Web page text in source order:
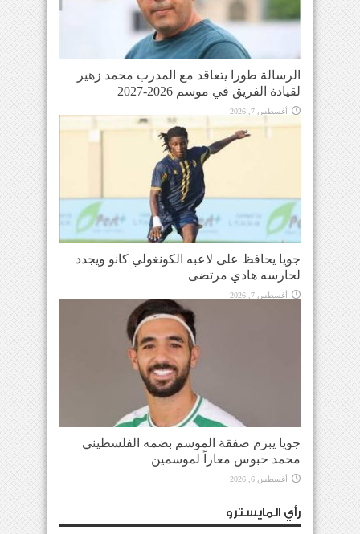
الرسالة طورا يتعاقد مع المدرب محمد زهير
لقيادة الفريق في موسم 2026-2027
أغسطس 7, 2026
جويا يحافظ على لاعبه الكونغولي كانو ويجدد
لحارسه هادي مرتضى
أغسطس 7, 2026
جويا يبرم صفقة الموسم بضمه الفلسطيني
محمد حبوس معاراً لموسمين
أغسطس 6, 2026
رأي المايسترو